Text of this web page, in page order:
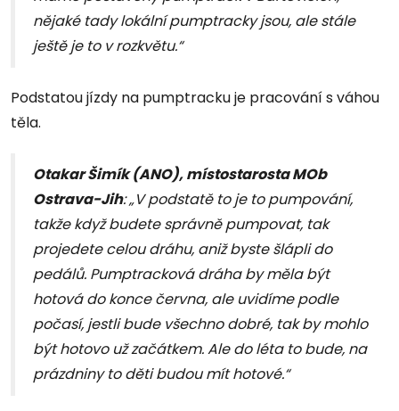
nějaké tady lokální pumptracky jsou, ale stále
ještě je to v rozkvětu.“
Podstatou jízdy na pumptracku je pracování s váhou
těla.
Otakar Šimík (ANO), místostarosta MOb
Ostrava-Jih: „V podstatě to je to pumpování,
takže když budete správně pumpovat, tak
projedete celou dráhu, aniž byste šlápli do
pedálů. Pumptracková dráha by měla být
hotová do konce června, ale uvidíme podle
počasí, jestli bude všechno dobré, tak by mohlo
být hotovo už začátkem. Ale do léta to bude, na
prázdniny to děti budou mít hotové.“